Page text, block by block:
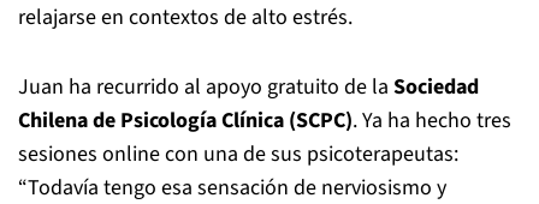
relajarse en contextos de alto estrés.
Juan ha recurrido al apoyo gratuito de la Sociedad
Chilena de Psicología Clínica (SCPC). Ya ha hecho tres
sesiones online con una de sus psicoterapeutas:
“Todavía tengo esa sensación de nerviosismo y